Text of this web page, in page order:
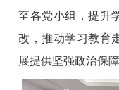
至各党小组，提升
改，推动学习教育
展提供坚强政治保障